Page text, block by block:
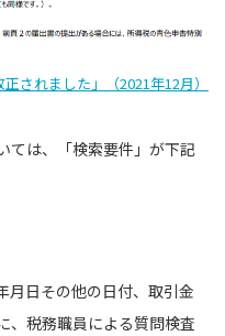
されました」（2021年12月）
ては、「検索要件」が下記
月日その他の日付、取引金
、税務職員による質問検査